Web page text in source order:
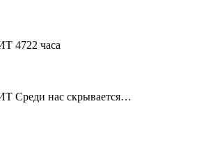
4722 часа
Среди нас скрывается…